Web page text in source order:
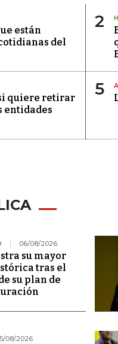
están
del
2
quiere retirar
entidades
5
06/08/2026
su mayor
tras el
su plan de
08/2026